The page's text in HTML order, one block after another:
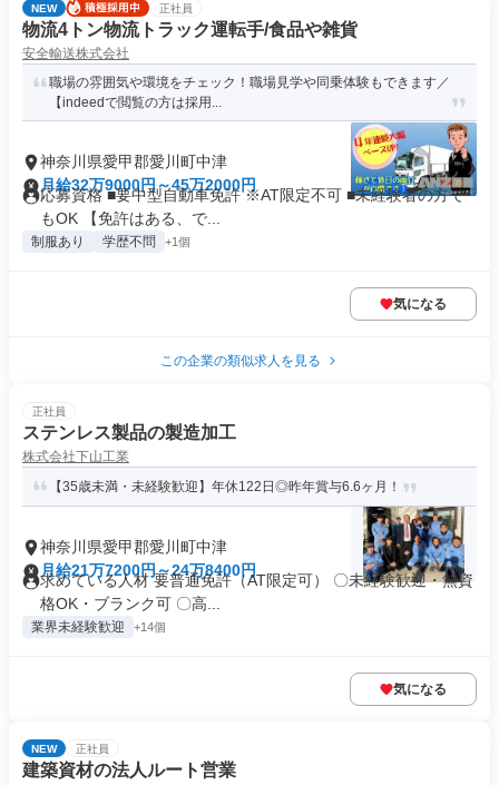
NEW 正社員
物流4トン物流トラック運転手/食品や雑貨
安全輸送株式会社
職場の雰囲気や環境をチェック！職場見学や同乗体験もできます／
【indeedで閲覧の方は採用...
神奈川県愛甲郡愛川町中津
月給32万9000円～45万2000円
応募資格 ■要中型自動車免許 ※AT限定不可 ■未経験者の方で
もOK 【免許はある、で...
制服あり 学歴不問 +1個
気になる
この企業の類似求人を見る
正社員
ステンレス製品の製造加工
株式会社下山工業
【35歳未満・未経験歓迎】年休122日◎昨年賞与6.6ヶ月！
神奈川県愛甲郡愛川町中津
月給21万7200円～24万8400円
求めている人材 要普通免許（AT限定可） 〇未経験歓迎・無資
格OK・ブランク可 〇高...
業界未経験歓迎 +14個
気になる
NEW 正社員
建築資材の法人ルート営業